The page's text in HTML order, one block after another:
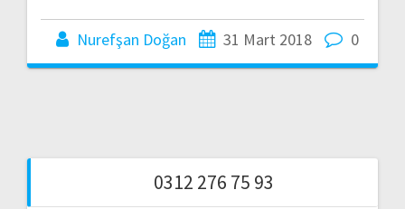
Nurefşan Doğan 31 Mart 2018 0
0312 276 75 93